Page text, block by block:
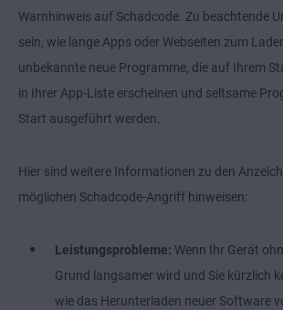
Warnhinweis auf Schadcode. Zu beachtende
sein, wie lange Apps oder Webseiten zum
unbekannte neue Programme, die auf Ihrem
in Ihrer App-Liste erscheinen und seltsame
Start ausgeführt werden.
Hier sind weitere Informationen zu den
möglichen Schadcode-Angriff hinweisen:
Leistungsprobleme: Wenn Ihr Gerät
Grund langsamer wird und Sie kürzlich
wie das Herunterladen neuer Software